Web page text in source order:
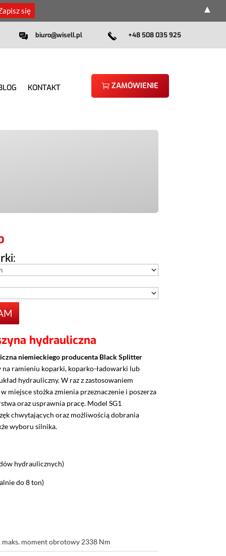
biuro@wisell.pl +48 508 035 925
KONTAKT ZAMÓWIENIE
hydrauliczna
niemieckiego producenta Black Splitter
na ramieniu koparki, koparko-ładowarki lub
hydrauliczny. W raz z zastosowaniem
miejsce stożka zmienia przeznaczenie i poszerza
oraz usprawnia pracę. Model SG1
chwytających oraz możliwością dobrania
wyboru silnika.
hydraulicznych)
do 8 ton)
maks. moment obrotowy 2338 Nm
▲